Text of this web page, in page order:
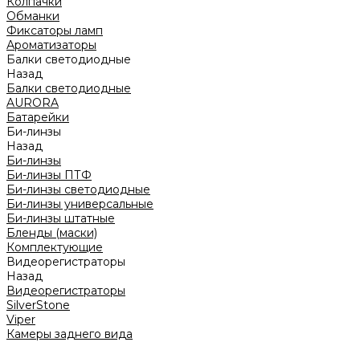
Обманки
Фиксаторы ламп
Ароматизаторы
Балки светодиодные
Назад
Балки светодиодные
AURORA
Батарейки
Би-линзы
Назад
Би-линзы
Би-линзы ПТФ
Би-линзы светодиодные
Би-линзы универсальные
Би-линзы штатные
Бленды (маски)
Комплектующие
Видеорегистраторы
Назад
Видеорегистраторы
SilverStone
Viper
Камеры заднего вида